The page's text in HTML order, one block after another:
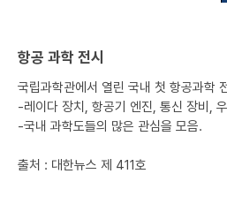
항공 과학 전시
국립과학관에서 열린 국내 첫 항공과학
-레이다 장치, 항공기 엔진, 통신 장비,
-국내 과학도들의 많은 관심을 모음.
출처 : 대한뉴스 제 411호